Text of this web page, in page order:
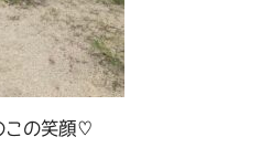
この笑顔♡